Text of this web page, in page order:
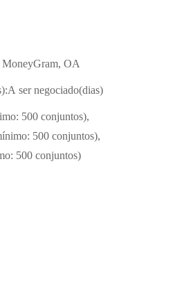
OA
ser negociado(dias)
500 conjuntos),
500 conjuntos),
500 conjuntos)